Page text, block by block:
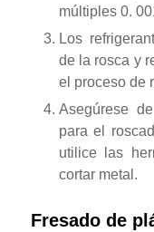
múltiples 0.
Los
de la rosca y
el proceso de
Asegúrese
para el
utilice las
cortar metal.
Fresado de